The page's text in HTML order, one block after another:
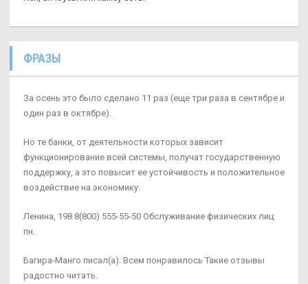
ФРАЗЫ
За осень это было сделано 11 раз (еще три раза в сентябре и
один раз в октябре).
Но те банки, от деятельности которых зависит
функционирование всей системы, получат государственную
поддержку, а это повысит ее устойчивость и положительное
воздействие на экономику.
Ленина, 198 8(800) 555-55-50 Обслуживание физических лиц:
пн.
Багира-Манго писал(а): Всем понравилось Такие отзывы
радостно читать.